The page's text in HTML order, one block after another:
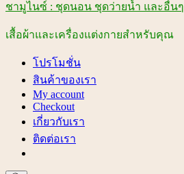
ชามูไนซ์ : ชุดนอน ชุดว่ายน้ำ และอื่นๆ
เสื้อผ้าและเครื่องแต่งกายสำหรับคุณ
โปรโมชั่น
สินค้าของเรา
My account
Checkout
เกี่ยวกับเรา
ติดต่อเรา